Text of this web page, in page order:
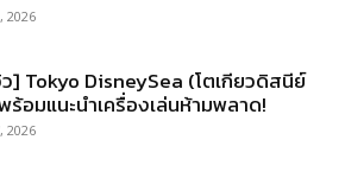
2026
] Tokyo DisneySea (โตเกียวดิสนีย์
ร้อมแนะนำเครื่องเล่นห้ามพลาด!
2026